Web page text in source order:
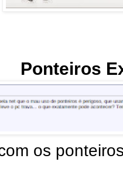
Ponteiros
os